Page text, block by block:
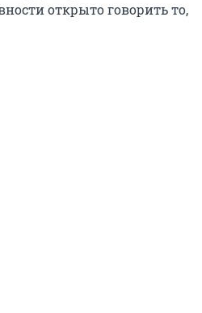
открыто говорить то,